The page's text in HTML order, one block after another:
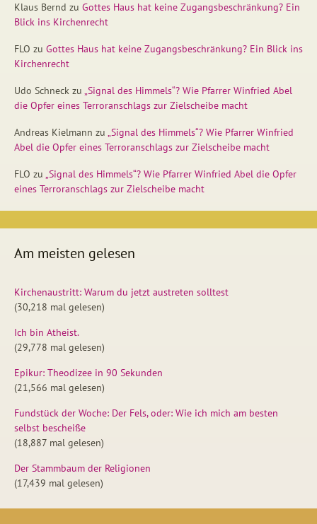
Klaus Bernd zu Gottes Haus hat keine Zugangsbeschränkung? Ein
Blick ins Kirchenrecht
FLO zu Gottes Haus hat keine Zugangsbeschränkung? Ein Blick ins
Kirchenrecht
Udo Schneck zu „Signal des Himmels“? Wie Pfarrer Winfried Abel
die Opfer eines Terroranschlags zur Zielscheibe macht
Andreas Kielmann zu „Signal des Himmels“? Wie Pfarrer Winfried
Abel die Opfer eines Terroranschlags zur Zielscheibe macht
FLO zu „Signal des Himmels“? Wie Pfarrer Winfried Abel die Opfer
eines Terroranschlags zur Zielscheibe macht
Am meisten gelesen
Kirchenaustritt: Warum du jetzt austreten solltest
(30,218 mal gelesen)
Ich bin Atheist.
(29,778 mal gelesen)
Epikur: Theodizee in 90 Sekunden
(21,566 mal gelesen)
Fundstück der Woche: Der Fels, oder: Wie ich mich am besten
selbst bescheiße
(18,887 mal gelesen)
Der Stammbaum der Religionen
(17,439 mal gelesen)